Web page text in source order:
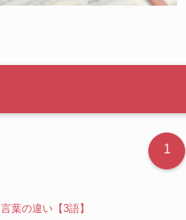
1
言葉の違い【3語】